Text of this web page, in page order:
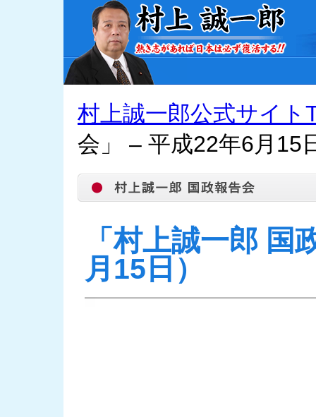
村上誠一郎公式サイト
会」 – 平成22年6月15
「村上誠一郎 国
月15日）